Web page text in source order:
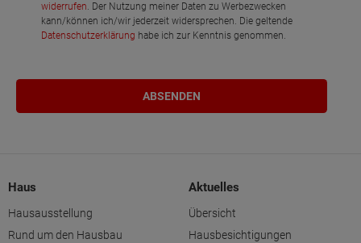
widerrufen. Der Nutzung meiner Daten zu Werbezwecken
kann/können ich/wir jederzeit widersprechen. Die geltende
Datenschutzerklärung habe ich zur Kenntnis genommen.
Haus
Hausausstellung
Rund um den Hausbau
Aktuelles
Übersicht
Hausbesichtigungen